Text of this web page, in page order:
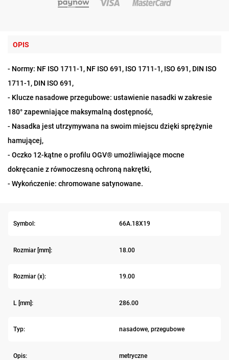
OPIS
- Normy: NF ISO 1711-1, NF ISO 691, ISO 1711-1, ISO 691, DIN ISO
1711-1, DIN ISO 691,
- Klucze nasadowe przegubowe: ustawienie nasadki w zakresie
180° zapewniające maksymalną dostępność,
- Nasadka jest utrzymywana na swoim miejscu dzięki sprężynie
hamującej,
- Oczko 12-kątne o profilu OGV® umożliwiające mocne
dokręcanie z równoczesną ochroną nakrętki,
- Wykończenie: chromowane satynowane.
Symbol: 66A.18X19
Rozmiar [mm]: 18.00
Rozmiar (x): 19.00
L [mm]: 286.00
Typ: nasadowe, przegubowe
Opis: metryczne